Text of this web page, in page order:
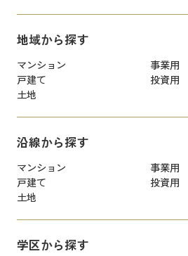
地域から探す
マンション
事業用
戸建て
投資用
土地
沿線から探す
マンション
事業用
戸建て
投資用
土地
学区から探す